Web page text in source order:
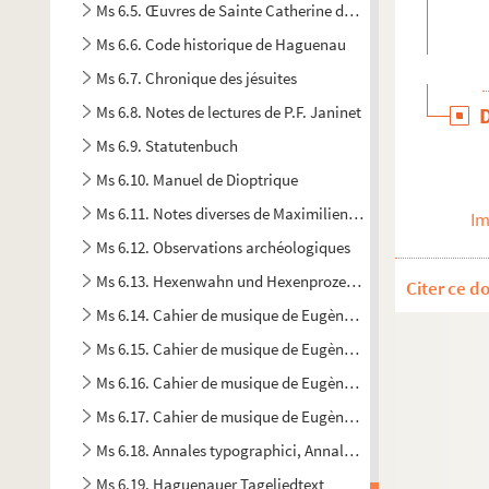
Ms 6.5. Œuvres de Sainte Catherine de Gênes
Ms 6.6. Code historique de Haguenau
Ms 6.7. Chronique des jésuites
Ms 6.8. Notes de lectures de P.F. Janinet
Ms 6.9. Statutenbuch
Ms 6.10. Manuel de Dioptrique
Ms 6.11. Notes diverses de Maximilien de Ring
Ms 6.12. Observations archéologiques
Ms 6.13. Hexenwahn und Hexenprozesse in Haguenau
Ms 6.14. Cahier de musique de Eugène Corréard
Ms 6.15. Cahier de musique de Eugène Corréard
Ms 6.16. Cahier de musique de Eugène Corréard
Ms 6.17. Cahier de musique de Eugène Corréard
Ms 6.18. Annales typographici, Annalen der älteren
Ms 6.19. Haguenauer Tageliedtext
Citer ce